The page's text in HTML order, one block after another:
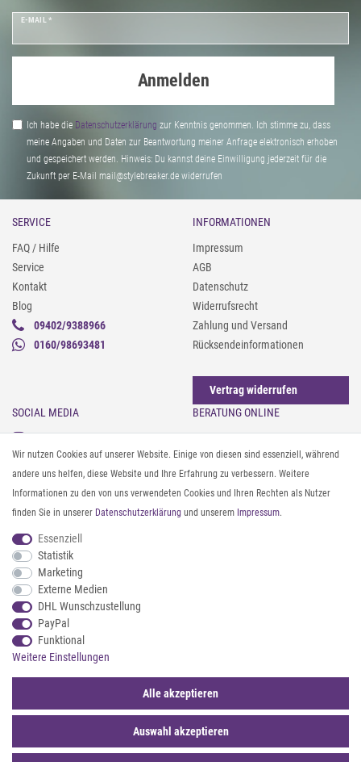
E-MAIL *
Anmelden
Ich habe die Daten­schutz­erklärung zur Kenntnis genommen. Ich stimme zu, dass
meine Angaben und Daten zur Beantwortung meiner Anfrage elektronisch erhoben
und gespeichert werden. Hinweis: Du kannst deine Einwilligung jederzeit für die
Zukunft per E-Mail mail@stylebreaker.de widerrufen
SERVICE
FAQ / Hilfe
Service
Kontakt
Blog
09402/9388966
0160/98693481
INFORMATIONEN
Impressum
AGB
Datenschutz
Widerrufsrecht
Zahlung und Versand
Rücksendeinformationen
Vertrag widerrufen
SOCIAL MEDIA
Instagram
Facebook
Pinterest
Twitter
Youtube
Threads
BERATUNG ONLINE
Gürtel messen & kürzen
Sonnenbrillen & UV-Schutz
Textilpflege
Textil- und Material-Guide
Geldbörse richtig organisieren
ZAHLUNG & VERSAND
Wir nutzen Cookies auf unserer Website. Einige von diesen sind essenziell, während
andere uns helfen, diese Website und Ihre Erfahrung zu verbessern. Weitere
Informationen zu den von uns verwendeten Cookies und Ihren Rechten als Nutzer
finden Sie in unserer Daten­schutz­erklärung und unserem Impressum.
Essenziell
Statistik
Marketing
Externe Medien
DHL Wunschzustellung
PayPal
Funktional
Weitere Einstellungen
Auswahl akzeptieren
Alle akzeptieren
© 2026 styleBREAKER | Alle Rechte vorbehalten. |
*Sternchentexte und rechtliche Hinweise